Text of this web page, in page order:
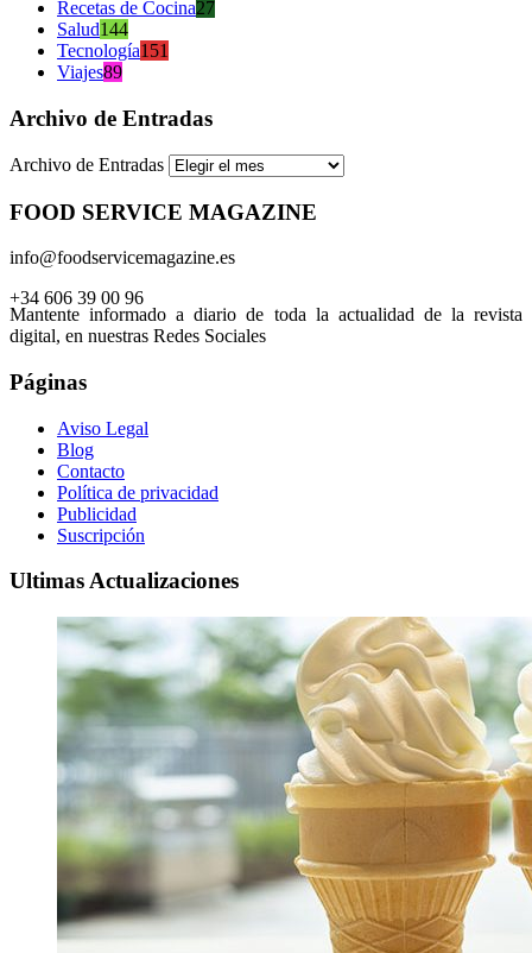
Recetas de Cocina27
Salud144
Tecnología151
Viajes89
Archivo de Entradas
Archivo de Entradas
FOOD SERVICE MAGAZINE
info@foodservicemagazine.es
+34 606 39 00 96
Mantente informado a diario de toda la actualidad de la revista
digital, en nuestras Redes Sociales
Páginas
Aviso Legal
Blog
Contacto
Política de privacidad
Publicidad
Suscripción
Ultimas Actualizaciones